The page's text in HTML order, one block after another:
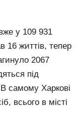
у 109 931
16 життів, тепер
2067
під
самому Харкові
всього в місті